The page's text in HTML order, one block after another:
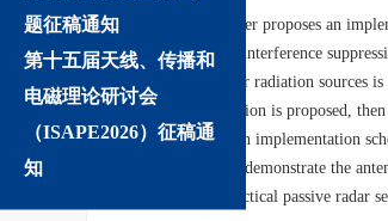
题征稿通知
第十五届天线、传播和
电磁理论研讨会
（ISAPE2026）征稿通
知
Abstract:
This paper proposes an
target detection and interference
signal model of radar radiation sources
polarization recognition is proposed,
technique. Finally, an implementation
experimental results demonstrate the
developments of practical passive radar